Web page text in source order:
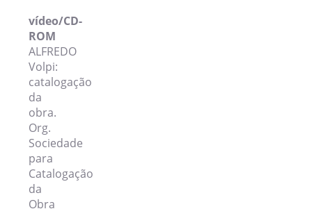
vídeo/CD-
ROM
ALFREDO
Volpi:
catalogação
da
obra.
Org.
Sociedade
para
Catalogação
da
Obra